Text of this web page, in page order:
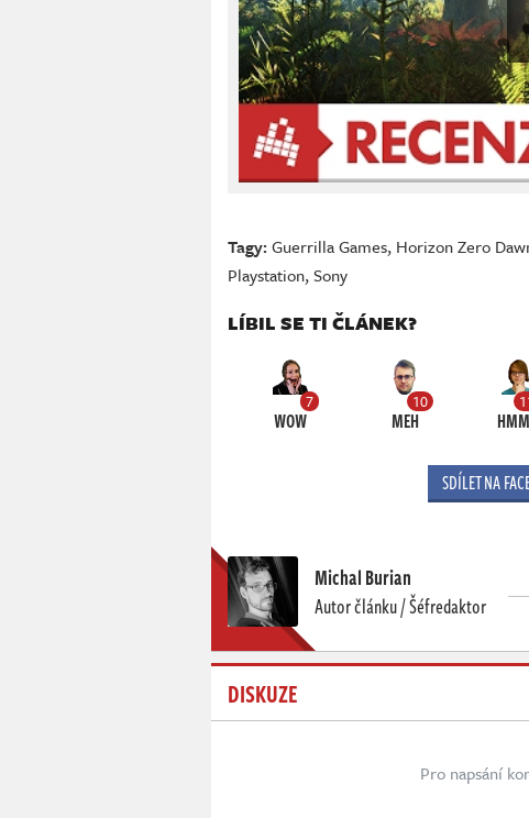
Tagy:Guerrilla Games, Horizon Zero
Playstation,Sony
LÍBIL SE TI ČLÁNEK?
7
WOW
10
MEH
SDÍLET NA
Michal Burian
Autor článku / Šéfredaktor
DISKUZE
Pro napsání